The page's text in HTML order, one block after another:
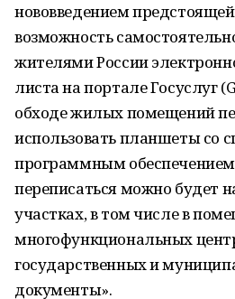
нововведением
возможность
жителями России
листа на портале Госуслуг
обходе жилых помещений
использовать планшеты со
программным
переписаться можно будет
участках, в том числе в
многофункциональных
государственных и
документы».